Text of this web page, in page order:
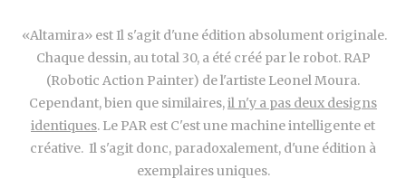
«Altamira» est Il s'agit d'une édition absolument originale.
Chaque dessin, au total 30, a été créé par le robot. RAP
(Robotic Action Painter) de l'artiste Leonel Moura.
Cependant, bien que similaires,il n'y a pas deux designs
identiques. Le PAR est C'est une machine intelligente et
créative. Il s'agit donc, paradoxalement, d'une édition à
exemplaires uniques.